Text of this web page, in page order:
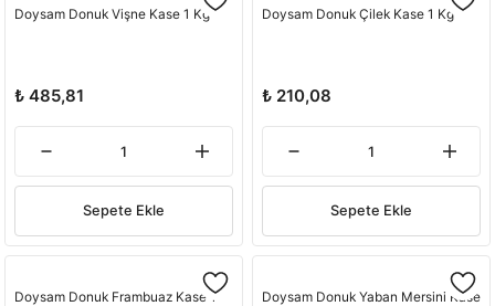
Doysam Donuk Vişne Kase 1 Kg
₺ 485,81
Sepete Ekle
Doysam Donuk Çilek Kase 1 Kg
₺ 210,08
Sepete Ekle
Doysam Donuk Frambuaz Kase 1
Doysam Donuk Yaban Mersini Kase